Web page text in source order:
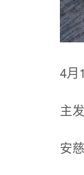
4月
主
安